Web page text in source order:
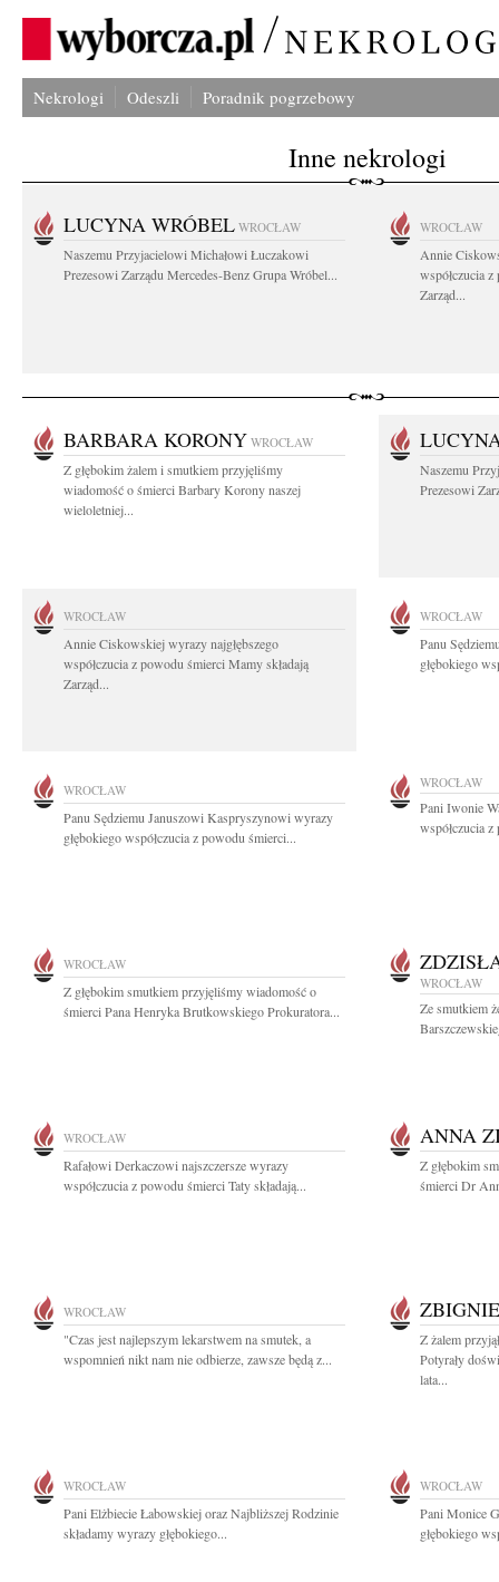
Nekrologi Odeszli Poradnik pogrzebowy
Inne nekrologi
LUCYNA WRÓBEL WROCŁAW
Naszemu Przyjacielowi Michałowi Łuczakowi
Prezesowi Zarządu Mercedes-Benz Grupa Wróbel...
WROCŁAW
Annie
współczucia
Zarząd...
BARBARA KORONY WROCŁAW
Z głębokim żalem i smutkiem przyjęliśmy
wiadomość o śmierci Barbary Korony naszej
wieloletniej...
Naszemu
Prezesowi
WROCŁAW
Annie Ciskowskiej wyrazy najgłębszego
współczucia z powodu śmierci Mamy składają
Zarząd...
WROCŁAW
Panu
głębokiego
WROCŁAW
Panu Sędziemu Januszowi Kaspryszynowi wyrazy
głębokiego współczucia z powodu śmierci...
WROCŁAW
Pani Iwonie
współczucia
WROCŁAW
Z głębokim smutkiem przyjęliśmy wiadomość o
śmierci Pana Henryka Brutkowskiego Prokuratora...
WROCŁAW
Ze smutkiem
WROCŁAW
Rafałowi Derkaczowi najszczersze wyrazy
współczucia z powodu śmierci Taty składają...
ANNA
Z głębokim
śmierci Dr
WROCŁAW
"Czas jest najlepszym lekarstwem na smutek, a
wspomnień nikt nam nie odbierze, zawsze będą z...
Z żalem
Potyrały
lata...
WROCŁAW
Pani Elżbiecie Łabowskiej oraz Najbliższej Rodzinie
składamy wyrazy głębokiego...
WROCŁAW
Pani Monice
głębokiego